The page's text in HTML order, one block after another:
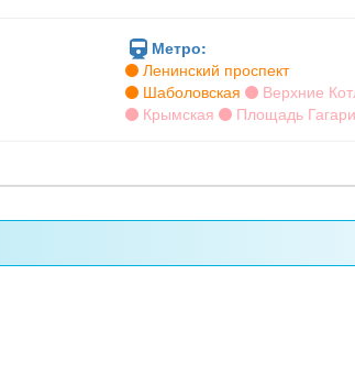
Метро:
Ленинский проспект
Шаболовская
Верхние
Крымская
Площадь